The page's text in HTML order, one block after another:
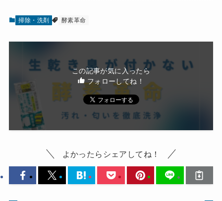
掃除・洗剤 酵素革命
この記事が気に入ったら
フォローしてね！
よかったらシェアしてね！